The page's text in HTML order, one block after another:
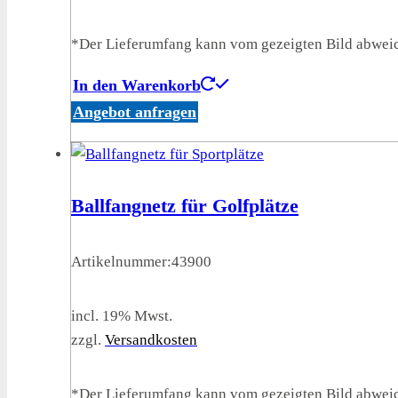
*Der Lieferumfang kann vom gezeigten Bild
In den Warenkorb
Angebot anfragen
Ballfangnetz für Golfplätze
Artikelnummer:43900
incl. 19% Mwst.
zzgl. Versandkosten
*Der Lieferumfang kann vom gezeigten Bild